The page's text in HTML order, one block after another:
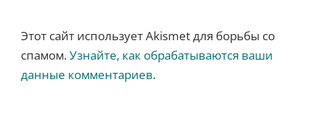
Этот сайт использует Akismet для борьбы со
спамом.Узнайте, как обрабатываются ваши
данные комментариев.